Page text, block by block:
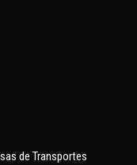
de Transportes